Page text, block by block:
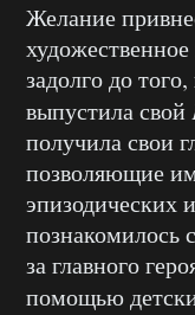
Желание
задолго до того,
выпустила свой
получила свои
позволяющие
эпизодических
познакомилось
за главного
помощью